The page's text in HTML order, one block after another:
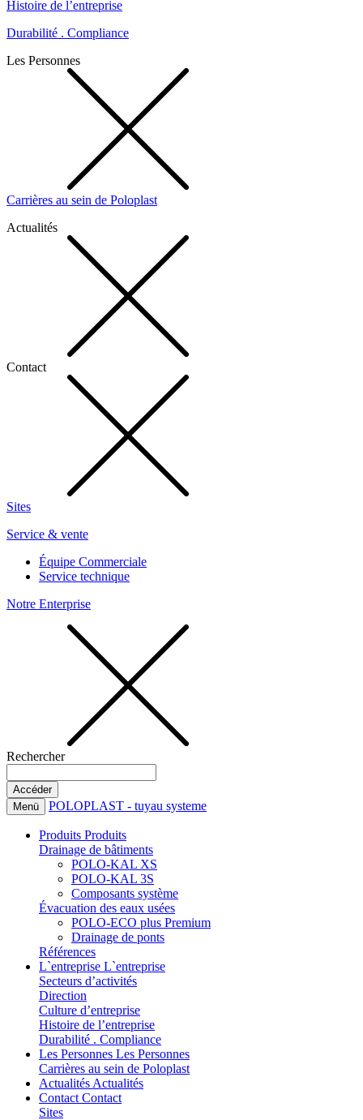
Histoire de l’entreprise
Durabilité . Compliance
Les Personnes
Carrières au sein de Poloplast
Actualités
Contact
Sites
Service & vente
Équipe Commerciale
Service technique
Notre Enterprise
Rechercher
Menü POLOPLAST - tuyau systeme
Produits Produits
Drainage de bâtiments
POLO-KAL XS
POLO-KAL 3S
Composants système
Évacuation des eaux usées
POLO-ECO plus Premium
Drainage de ponts
Références
L`entreprise L`entreprise
Secteurs d’activités
Direction
Culture d’entreprise
Histoire de l’entreprise
Durabilité . Compliance
Les Personnes Les Personnes
Carrières au sein de Poloplast
Actualités Actualités
Contact Contact
Sites